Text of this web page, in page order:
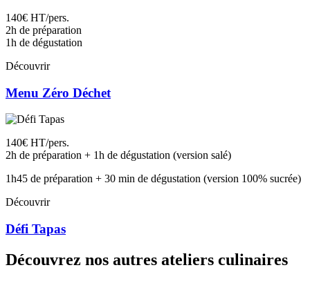
140€ HT/pers.
2h de préparation
1h de dégustation
Découvrir
Menu Zéro Déchet
140€ HT/pers.
2h de préparation + 1h de dégustation (version salé)
1h45 de préparation + 30 min de dégustation (version 100% sucrée)
Découvrir
Défi Tapas
Découvrez nos autres ateliers culinaires